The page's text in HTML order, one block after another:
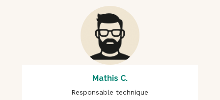
Mathis C.
Responsable technique